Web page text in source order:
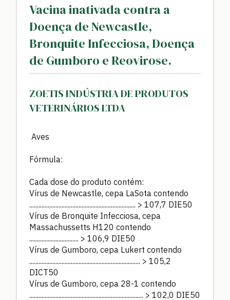
Vacina inativada contra a
Doença de Newcastle,
Bronquite Infecciosa, Doença
de Gumboro e Reovirose.
ZOETIS INDÚSTRIA DE PRODUTOS
VETERINÁRIOS LTDA
Aves
Fórmula:
Cada dose do produto contém:
Vírus de Newcastle, cepa LaSota contendo
..................................................................... > 107,7 DIE50
Vírus de Bronquite Infecciosa, cepa
Massachussetts H120 contendo
................................ > 106,9 DIE50
Vírus de Gumboro, cepa Lukert contendo
........................................................................ > 105,2
DICT50
Vírus de Gumboro, cepa 28-1 contendo
.......................................................................... > 102,0 DIE50